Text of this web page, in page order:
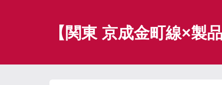
【関東 京成金町線×製